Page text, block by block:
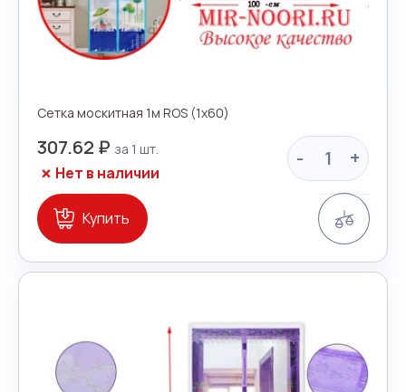
Сетка москитная 1м ROS (1х60)
307.62 ₽ - +
Нет в наличии
Купить